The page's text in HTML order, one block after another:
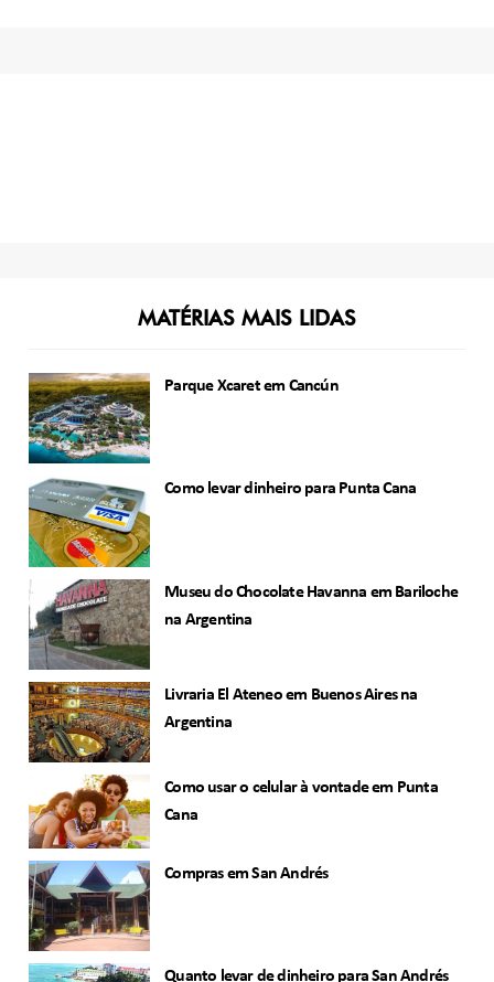
MATÉRIAS MAIS LIDAS
Parque Xcaret em Cancún
Como levar dinheiro para Punta Cana
Museu do Chocolate Havanna em Bariloche
na Argentina
Livraria El Ateneo em Buenos Aires na
Argentina
Como usar o celular à vontade em Punta
Cana
Compras em San Andrés
Quanto levar de dinheiro para San Andrés